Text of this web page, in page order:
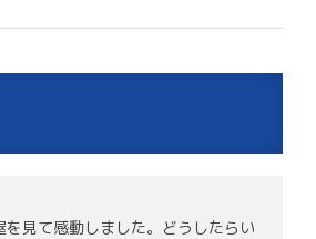
を見て感動しました。どうしたらい